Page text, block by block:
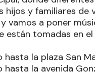
hijos y familiares de
vamos a poner
están tomadas en
hasta la plaza San
hasta la avenida